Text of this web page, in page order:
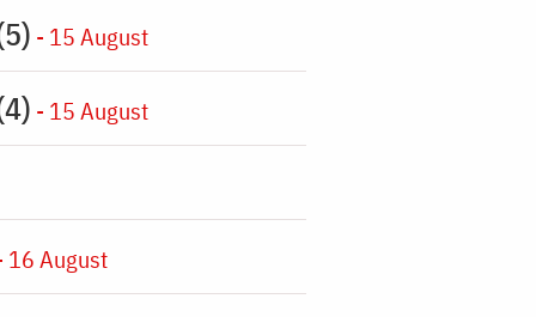
- 15 August
- 15 August
16 August